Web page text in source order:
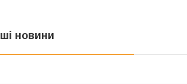
новини